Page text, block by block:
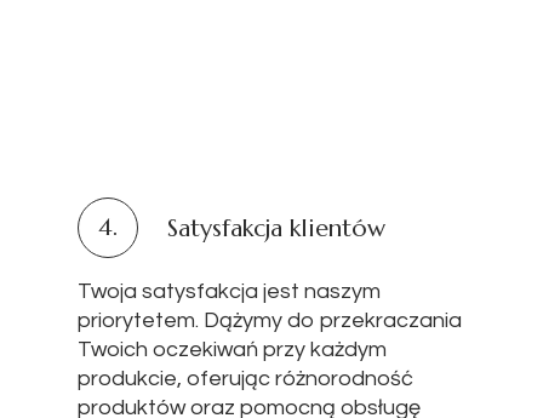
4. Satysfakcja klientów
Twoja satysfakcja jest naszym
priorytetem. Dążymy do przekraczania
Twoich oczekiwań przy każdym
produkcie, oferując różnorodność
produktów oraz pomocną obsługę